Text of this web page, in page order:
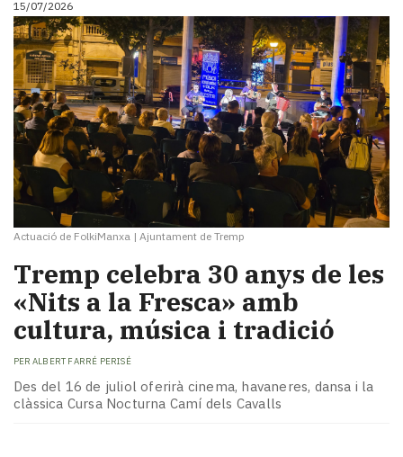
i
turisme
Cultura
Esports
Mai
tant!
TV
mitjans
El
temps
Reportatges
Entrevistes
Enquestes
A
escena!
Dis
la
teva!
Subscriptors
15/07/2026
Actuació de FolkiManxa | Ajuntament de Tremp
Tremp celebra 30 anys de les
«Nits a la Fresca» amb
cultura, música i tradició
PER ALBERT FARRÉ PERISÉ
Des del 16 de juliol oferirà cinema, havaneres, dansa i la
clàssica Cursa Nocturna Camí dels Cavalls